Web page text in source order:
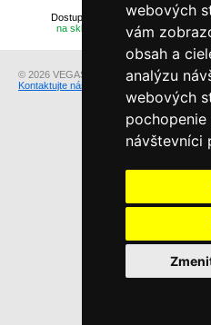
webových
vám
obsah a
analýzu
webových
návštevníci
Dostupnosť:
na sklade
© 2026 VEGAS Group s.r.o..
Kontaktujte nás
v prípade otázok alebo